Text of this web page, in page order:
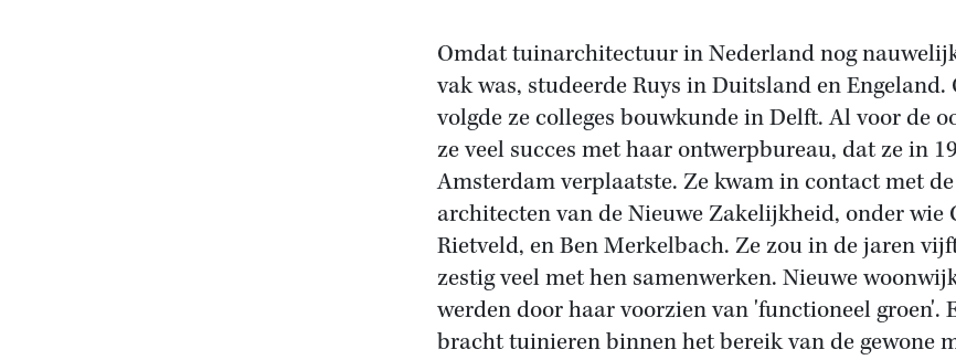
Omdat tuinarchitectuur in Nederland nog
vak was, studeerde Ruys in Duitsland en Engeland.
volgde ze colleges bouwkunde in Delft. Al voor de
ze veel succes met haar ontwerpbureau, dat ze in
Amsterdam verplaatste. Ze kwam in contact met de
architecten van de Nieuwe Zakelijkheid, onder wie
Rietveld, en Ben Merkelbach. Ze zou in de jaren
zestig veel met hen samenwerken. Nieuwe
werden door haar voorzien van 'functioneel groen'.
bracht tuinieren binnen het bereik van de gewone